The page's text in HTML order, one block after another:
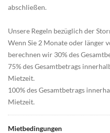
abschließen.
Unsere Regeln bezüglich der
Wenn Sie 2 Monate oder länger
berechnen wir 30% des
75% des Gesamtbetrags
Mietzeit.
100% des Gesamtbetrags
Mietzeit.
Mietbedingungen